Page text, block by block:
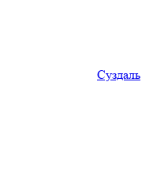
Суздаль